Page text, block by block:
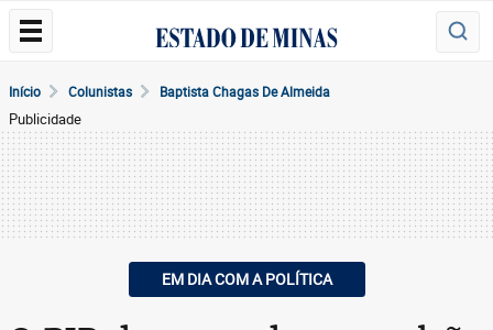
Início Colunistas Baptista Chagas De Almeida
Publicidade
EM DIA COM A POLÍTICA